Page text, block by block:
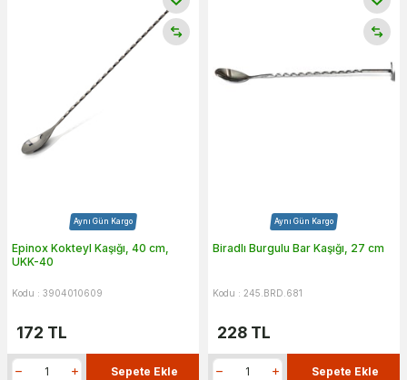
Aynı Gün Kargo
Epinox Kokteyl Kaşığı, 40 cm,
UKK-40
Kodu : 3904010609
172 TL
Sepete Ekle
Aynı Gün Kargo
Biradlı Burgulu Bar Kaşığı, 27 cm
Kodu : 245.BRD.681
228 TL
Sepete Ekle